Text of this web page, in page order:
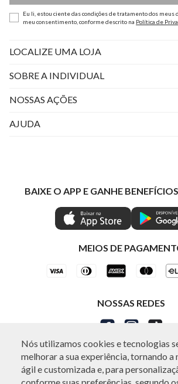
Nós utilizamos cookies e tecnologias
melhorar a sua experiência, tornando a
ágil e customizada e, para
Eu li, estou ciente das condições de tratamento dos meus
meu consentimento, conforme descrito na Política de
LOCALIZE UMA LOJA
SOBRE A INDIVIDUAL
Quem Somos
Painel de Privacidade
Gestão de Preferências
NOSSAS AÇÕES
Livelo
IND CASHBACK
AJUDA
Trocas e Devoluções
Regulamentos
Seja Um Revendedor
Shop by WhatsApp Individual
BAIXE O APP E GANHE
MEIOS DE
NOSSAS REDES